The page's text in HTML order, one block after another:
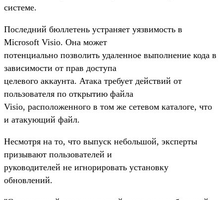
системе.
Последний бюллетень устраняет уязвимость в
Microsoft Visio. Она может
потенциально позволить удаленное выполнение кода в
зависимости от прав доступа
целевого аккаунта. Атака требует действий от
пользователя по открытию файла
Visio, расположенного в том же сетевом каталоге, что
и атакующий файл.
Несмотря на то, что выпуск небольшой, эксперты
призывают пользователей и
руководителей не игнорировать установку
обновлений.